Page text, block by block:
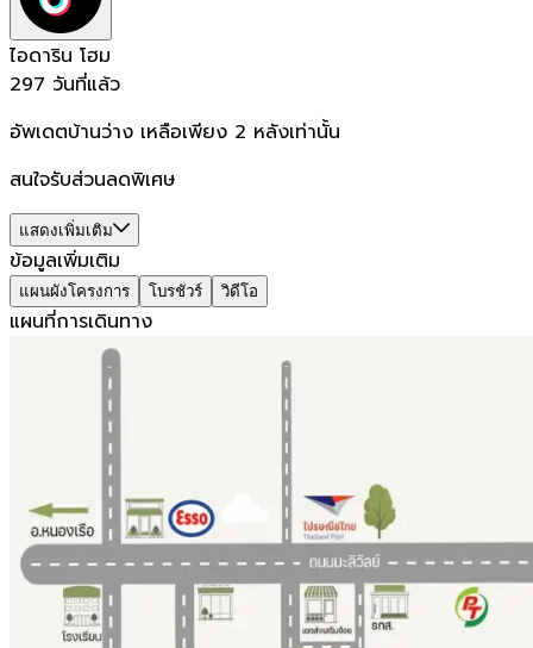
ไอดาริน โฮม
297 วันที่แล้ว
อัพเดตบ้านว่าง เหลือเพียง 2 หลังเท่านั้น
สนใจรับส่วนลดพิเศษ
แสดงเพิ่มเติม
ข้อมูลเพิ่มเติม
แผนผังโครงการ โบรชัวร์ วิดีโอ
แผนที่การเดินทาง